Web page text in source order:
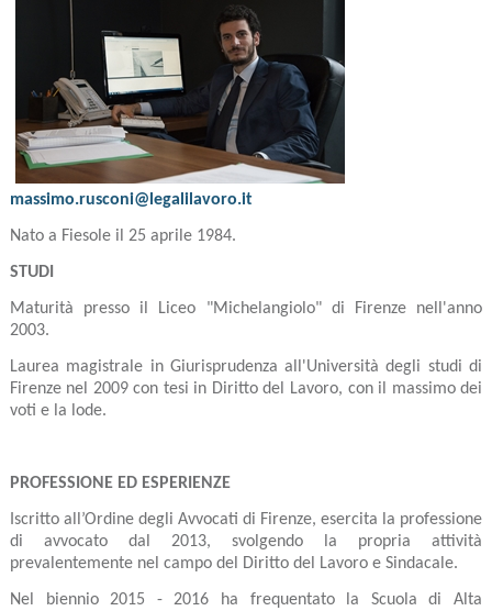
massimo.rusconi@legalilavoro.it
Nato a Fiesole il 25 aprile 1984.
STUDI
Maturità presso il Liceo "Michelangiolo" di Firenze nell'anno
2003.
Laurea magistrale in Giurisprudenza all'Università degli studi di
Firenze nel 2009 con tesi in Diritto del Lavoro, con il massimo dei
voti e la lode.
PROFESSIONE ED ESPERIENZE
Iscritto all’Ordine degli Avvocati di Firenze, esercita la professione
di avvocato dal 2013, svolgendo la propria attività
prevalentemente nel campo del Diritto del Lavoro e Sindacale.
Nel biennio 2015 - 2016 ha frequentato la Scuola di Alta